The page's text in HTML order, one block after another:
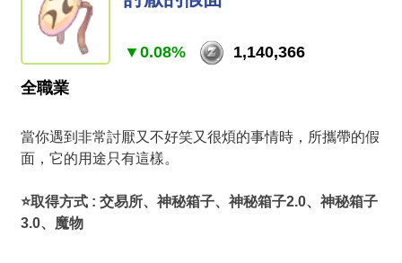
▼0.08%
1,140,366
全職業
當你遇到非常討厭又不好笑又很煩的事情時，所攜帶的假
面，它的用途只有這樣。
⭐取得方式 : 交易所、神秘箱子、神秘箱子2.0、神秘箱子
3.0、魔物